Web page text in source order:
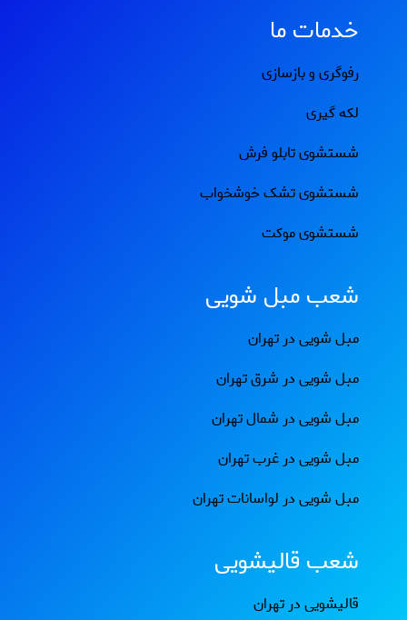
خدمات ما
رفوگری و بازسازی
لکه گیری
شستشوی تابلو فرش
شستشوی تشک خوشخواب
شستشوی موکت
شعب مبل شویی
مبل شویی در تهران
مبل شویی در شرق تهران
مبل شویی در شمال تهران
مبل شویی در غرب تهران
مبل شویی در لواسانات تهران
شعب قالیشویی
قالیشویی در تهران